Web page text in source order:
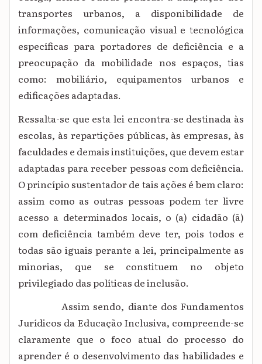
transportes urbanos, a disponibilidade de
informações, comunicação visual e tecnológica
específicas para portadores de deficiência e a
preocupação da mobilidade nos espaços, tias
como: mobiliário, equipamentos urbanos e
edificações adaptadas.
Ressalta-se que esta lei encontra-se destinada às
escolas, às repartições públicas, às empresas, às
faculdades e demais instituições, que devem estar
adaptadas para receber pessoas com deficiência.
O princípio sustentador de tais ações é bem claro:
assim como as outras pessoas podem ter livre
acesso a determinados locais, o (a) cidadão (ã)
com deficiência também deve ter, pois todos e
todas são iguais perante a lei, principalmente as
minorias, que se constituem no objeto
privilegiado das políticas de inclusão.
Assim sendo, diante dos Fundamentos
Jurídicos da Educação Inclusiva, compreende-se
claramente que o foco atual do processo do
aprender é o desenvolvimento das habilidades e